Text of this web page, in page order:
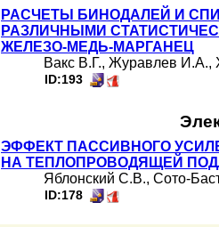
РАСЧЕТЫ БИНОДАЛЕЙ И
РАЗЛИЧНЫМИ
ЖЕЛЕЗО-МЕДЬ-МАРГАНЕЦ
Вакс В.Г., Журавлев И.А.,
ID:193
ЭФФЕКТ ПАССИВНОГО
НА ТЕПЛОПРОВОДЯЩЕЙ
Яблонский С.В., Сото-
ID:178